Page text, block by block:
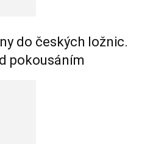
do českých ložnic.
pokousáním